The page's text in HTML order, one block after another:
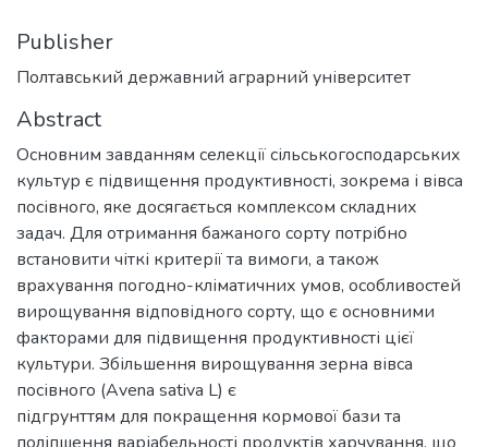
Publisher
Полтавський державний аграрний університет
Abstract
Основним завданням селекції сільськогосподарських
культур є підвищення продуктивності, зокрема і вівса
посівного, яке досягається комплексом складних
задач. Для отримання бажаного сорту потрібно
встановити чіткі критерії та вимоги, а також
врахування погодно-кліматичних умов, особливостей
вирощування відповідного сорту, що є основними
факторами для підвищення продуктивності цієї
культури. Збільшення вирощування зерна вівса
посівного (Avena sativa L) є
підгрунттям для покращення кормової бази та